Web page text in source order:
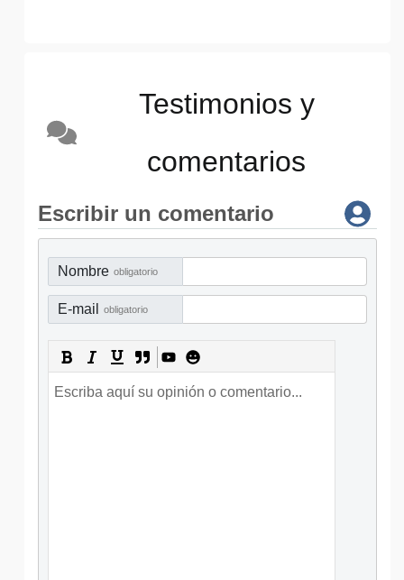
Testimonios y
comentarios
Escribir un comentario
Nombre obligatorio
E-mail obligatorio